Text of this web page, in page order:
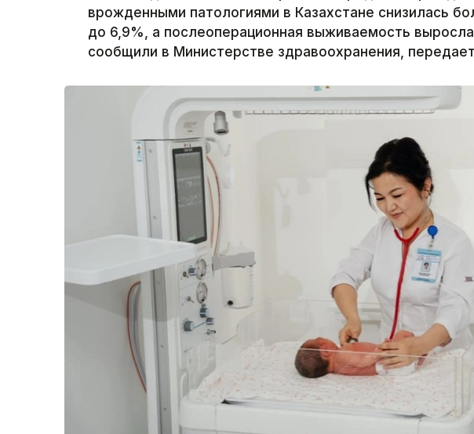
врожденными патологиями в Казахстане снизилась
до 6,9%, а послеоперационная выживаемость
сообщили в Министерстве здравоохранения,